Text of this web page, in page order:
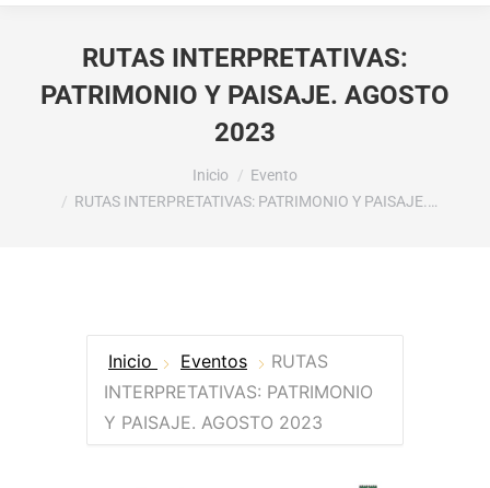
RUTAS INTERPRETATIVAS:
PATRIMONIO Y PAISAJE. AGOSTO
2023
Inicio
Evento
RUTAS INTERPRETATIVAS: PATRIMONIO Y PAISAJE.…
Inicio Eventos
RUTAS
INTERPRETATIVAS: PATRIMONIO
Y PAISAJE. AGOSTO 2023